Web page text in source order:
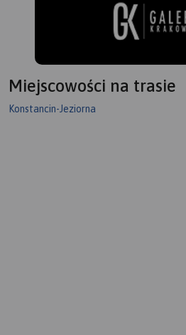
Miejscowości na trasie
Konstancin-Jeziorna